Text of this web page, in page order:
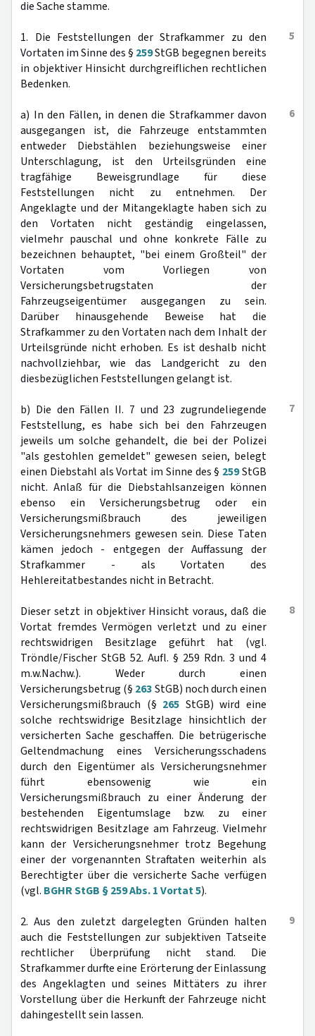
die Sache stamme.
5
1. Die Feststellungen der Strafkammer zu den
Vortaten im Sinne des § 259StGB begegnen bereits
in objektiver Hinsicht durchgreiflichen rechtlichen
Bedenken.
6
a) In den Fällen, in denen die Strafkammer davon
ausgegangen ist, die Fahrzeuge entstammten
entweder Diebstählen beziehungsweise einer
Unterschlagung, ist den Urteilsgründen eine
tragfähige Beweisgrundlage für diese
Feststellungen nicht zu entnehmen. Der
Angeklagte und der Mitangeklagte haben sich zu
den Vortaten nicht geständig eingelassen,
vielmehr pauschal und ohne konkrete Fälle zu
bezeichnen behauptet, "bei einem Großteil" der
Vortaten vom Vorliegen von
Versicherungsbetrugstaten der
Fahrzeugseigentümer ausgegangen zu sein.
Darüber hinausgehende Beweise hat die
Strafkammer zu den Vortaten nach dem Inhalt der
Urteilsgründe nicht erhoben. Es ist deshalb nicht
nachvollziehbar, wie das Landgericht zu den
diesbezüglichen Feststellungen gelangt ist.
7
b) Die den Fällen II. 7 und 23 zugrundeliegende
Feststellung, es habe sich bei den Fahrzeugen
jeweils um solche gehandelt, die bei der Polizei
"als gestohlen gemeldet" gewesen seien, belegt
einen Diebstahl als Vortat im Sinne des § 259StGB
nicht. Anlaß für die Diebstahlsanzeigen können
ebenso ein Versicherungsbetrug oder ein
Versicherungsmißbrauch des jeweiligen
Versicherungsnehmers gewesen sein. Diese Taten
kämen jedoch - entgegen der Auffassung der
Strafkammer - als Vortaten des
Hehlereitatbestandes nicht in Betracht.
8
Dieser setzt in objektiver Hinsicht voraus, daß die
Vortat fremdes Vermögen verletzt und zu einer
rechtswidrigen Besitzlage geführt hat (vgl.
Tröndle/Fischer StGB 52. Aufl. § 259 Rdn. 3 und 4
m.w.Nachw.). Weder durch einen
Versicherungsbetrug (§ 263StGB) noch durch einen
Versicherungsmißbrauch (§ 265 StGB) wird eine
solche rechtswidrige Besitzlage hinsichtlich der
versicherten Sache geschaffen. Die betrügerische
Geltendmachung eines Versicherungsschadens
durch den Eigentümer als Versicherungsnehmer
führt ebensowenig wie ein
Versicherungsmißbrauch zu einer Änderung der
bestehenden Eigentumslage bzw. zu einer
rechtswidrigen Besitzlage am Fahrzeug. Vielmehr
kann der Versicherungsnehmer trotz Begehung
einer der vorgenannten Straftaten weiterhin als
Berechtigter über die versicherte Sache verfügen
(vgl. BGHR StGB § 259 Abs. 1 Vortat 5).
9
2. Aus den zuletzt dargelegten Gründen halten
auch die Feststellungen zur subjektiven Tatseite
rechtlicher Überprüfung nicht stand. Die
Strafkammer durfte eine Erörterung der Einlassung
des Angeklagten und seines Mittäters zu ihrer
Vorstellung über die Herkunft der Fahrzeuge nicht
dahingestellt sein lassen.